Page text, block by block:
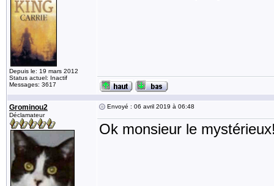
Depuis le: 19 mars 2012
Status actuel: Inactif
Messages: 3617
Grominou2
Déclamateur
Envoyé : 06 avril 2019 à 06:48
Ok monsieur le